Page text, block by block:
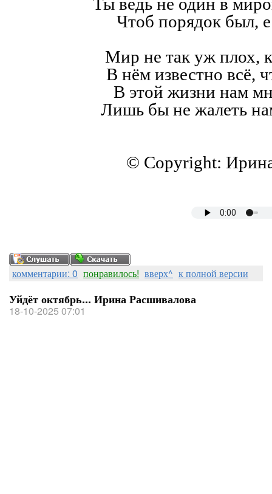
Чтоб порядок был,
Мир не так уж плох,
В нём известно всё,
В этой жизни нам
Лишь бы не жалеть
© Copyright:
комментарии: 0 понравилось! вверх^ к полной версии
Уйдёт октябрь... Ирина Расшивалова
18-10-2025 07:01